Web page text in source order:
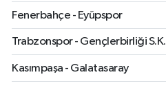
Fenerbahçe - Eyüpspor
Trabzonspor - Gençlerbirliği S.K.
Kasımpaşa - Galatasaray